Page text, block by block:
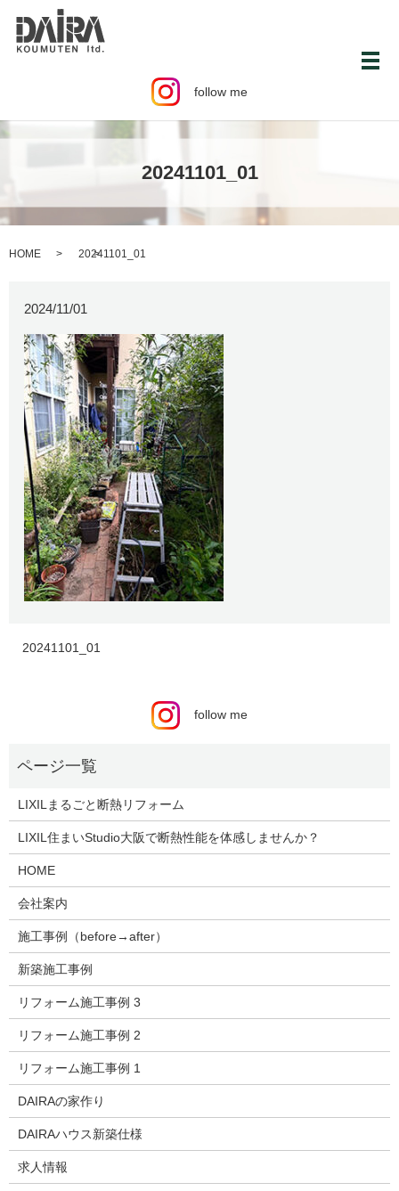
follow me
メ
20241101_01
HOME 20241101_01
2024/11/01
20241101_01
follow me
LIXILまるごと断熱リフォーム
LIXIL住まいStudio大阪で断熱性能を体感しませんか？
HOME
会社案内
施工事例（before→after）
新築施工事例
リフォーム施工事例 3
リフォーム施工事例 2
リフォーム施工事例 1
DAIRAの家作り
DAIRAハウス新築仕様
求人情報